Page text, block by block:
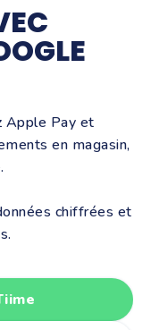
Apple Pay et
en magasin,
chiffrées et